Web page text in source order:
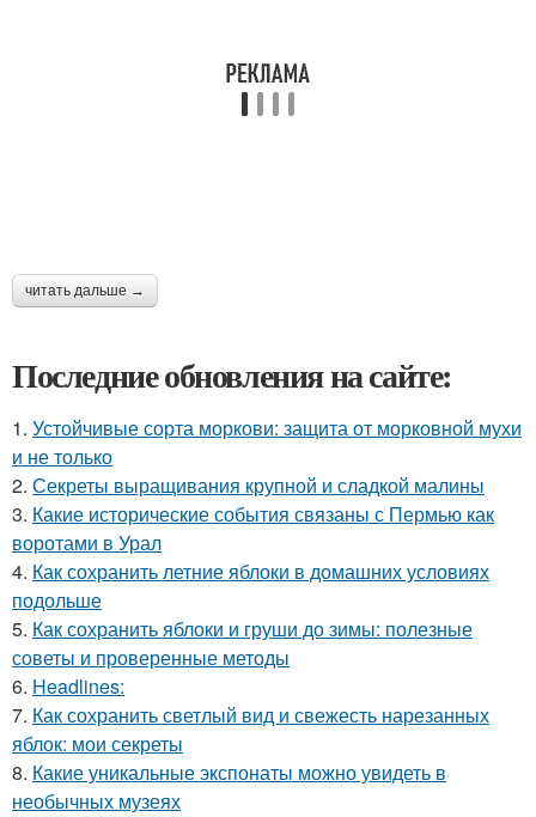
читать дальше →
Последние обновления на сайте:
1. Устойчивые сорта моркови: защита от морковной мухи
и не только
2. Секреты выращивания крупной и сладкой малины
3. Какие исторические события связаны с Пермью как
воротами в Урал
4. Как сохранить летние яблоки в домашних условиях
подольше
5. Как сохранить яблоки и груши до зимы: полезные
советы и проверенные методы
6. Headlines:
7. Как сохранить светлый вид и свежесть нарезанных
яблок: мои секреты
8. Какие уникальные экспонаты можно увидеть в
необычных музеях